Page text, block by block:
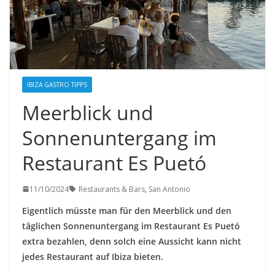
IBIZA GASTRO TIPPS
Meerblick und
Sonnenuntergang im
Restaurant Es Puetó
11/10/2024 Restaurants & Bars, San Antonio
Eigentlich müsste man für den Meerblick und den
täglichen Sonnenuntergang im Restaurant Es Puetó
extra bezahlen, denn solch eine Aussicht kann nicht
jedes Restaurant auf Ibiza bieten.